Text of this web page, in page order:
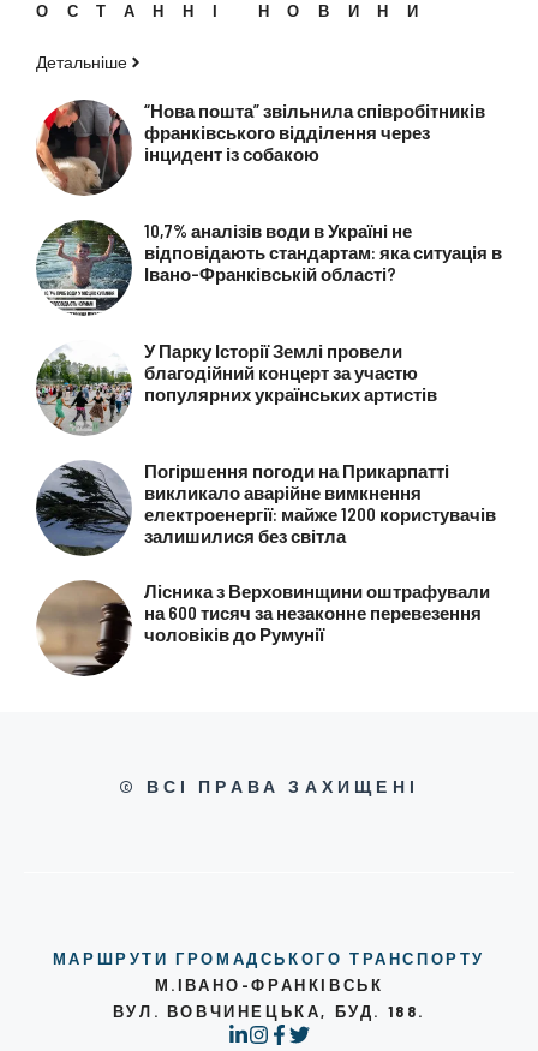
ОСТАННІ НОВИНИ
Детальніше
“Нова пошта” звільнила співробітників
франківського відділення через
інцидент із собакою
10,7% аналізів води в Україні не
відповідають стандартам: яка ситуація в
Івано-Франківській області?
У Парку Історії Землі провели
благодійний концерт за участю
популярних українських артистів
Погіршення погоди на Прикарпатті
викликало аварійне вимкнення
електроенергії: майже 1200 користувачів
залишилися без світла
Лісника з Верховинщини оштрафували
на 600 тисяч за незаконне перевезення
чоловіків до Румунії
© ВСІ ПРАВА ЗАХИЩЕНІ
МАРШРУТИ ГРОМАДСЬКОГО ТРАНСПОРТУ
М.ІВАНО-ФРАНКІВСЬК
ВУЛ. ВОВЧИНЕЦЬКА, БУД. 188.